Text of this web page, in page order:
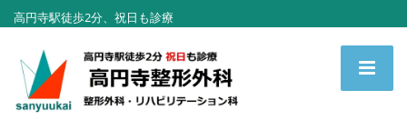
高円寺駅徒歩2分、祝日も診療